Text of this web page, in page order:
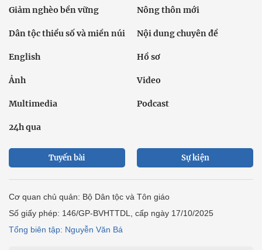
Giảm nghèo bền vững Nông thôn mới
Dân tộc thiểu số và miền núi Nội dung chuyên đề
English Hồ sơ
Ảnh Video
Multimedia Podcast
24h qua
Tuyến bài Sự kiện
Cơ quan chủ quản: Bộ Dân tộc và Tôn giáo
Số giấy phép: 146/GP-BVHTTDL, cấp ngày 17/10/2025
Tổng biên tập: Nguyễn Văn Bá